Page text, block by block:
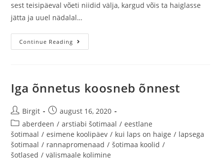
sest teisipäeval võeti niidid välja, kargud võis ta haiglasse
jätta ja uuel nädalal…
Continue Reading
Iga õnnetus koosneb õnnest
Birgit
august 16, 2020
aberdeen / arstiabi šotimaal / eestlane
šotimaal / esimene koolipäev / kui laps on haige / lapsega
šotimaal / rannapromenaad / šotimaa koolid /
šotlased / välismaale kolimine